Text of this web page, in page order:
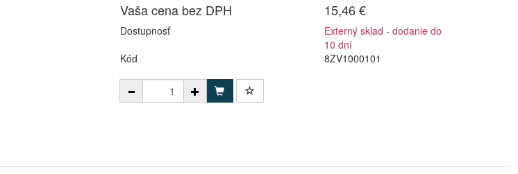
Vaša cena bez DPH
15,46 €
Dostupnosť
Externý sklad - dodanie do
10 dní
Kód
8ZV1000101